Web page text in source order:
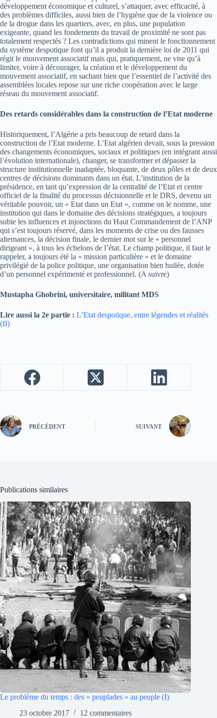
développement économique et culturel, s’attaquer, avec efficacité, à
des problèmes difficiles, aussi bien de l’hygiène que de la violence ou
de la drogue dans les quartiers, avec, en plus, une population
exigeante, quand les fondements du travail de proximité ne sont pas
totalement respectés ? Les contradictions qui minent le fonctionnement
du système despotique font qu’il a produit la dernière loi de 2011 qui
régit le mouvement associatif mais qui, pratiquement, ne vise qu’à
limiter, voire à décourager, la création et le développement du
mouvement associatif, en sachant bien que l’essentiel de l’activité des
assemblées locales repose sur une riche coopération avec le large
réseau du mouvement associatif.
Des retards considérables dans la construction de l’Etat moderne
Historiquement, l’Algérie a pris beaucoup de retard dans la
construction de l’Etat moderne. L’Etat algérien devait, sous la pression
des changements économiques, sociaux et politiques (en intégrant aussi
l’évolution internationale), changer, se transformer et dépasser la
structure institutionnelle inadaptée, bloquante, de deux pôles et de deux
centres de décisions dominants dans un état. L’institution de la
présidence, en tant qu’expression de la centralité de l’Etat et centre
officiel de la finalité du processus décisionnelle et le DRS, devenu un
véritable pouvoir, un « Etat dans un Etat », comme on le nomme, une
institution qui dans le domaine des décisions stratégiques, a toujours
subie les influences et injonctions du Haut Commandement de l’ANP
qui s’est toujours réservé, dans les moments de crise ou des fausses
alternances, la décision finale, le dernier mot sur le « personnel
dirigeant », à tous les échelons de l’état. Le champ politique, il faut le
rappeler, a toujours été la « mission particulière » et le domaine
privilégié de la police politique, une organisation bien huilée, dotée
d’un personnel expérimenté et professionnel. (A suivre)
Mustapha Ghobrini, universitaire, militant MDS
Lire aussi la 2e partie : L’Etat despotique, entre légendes et réalités
(II)
PRÉCÉDENT SUIVANT
Publications similaires
Le problème du temps : des « peuplades » au peuple (I)
23 octobre 2017
12 commentaires